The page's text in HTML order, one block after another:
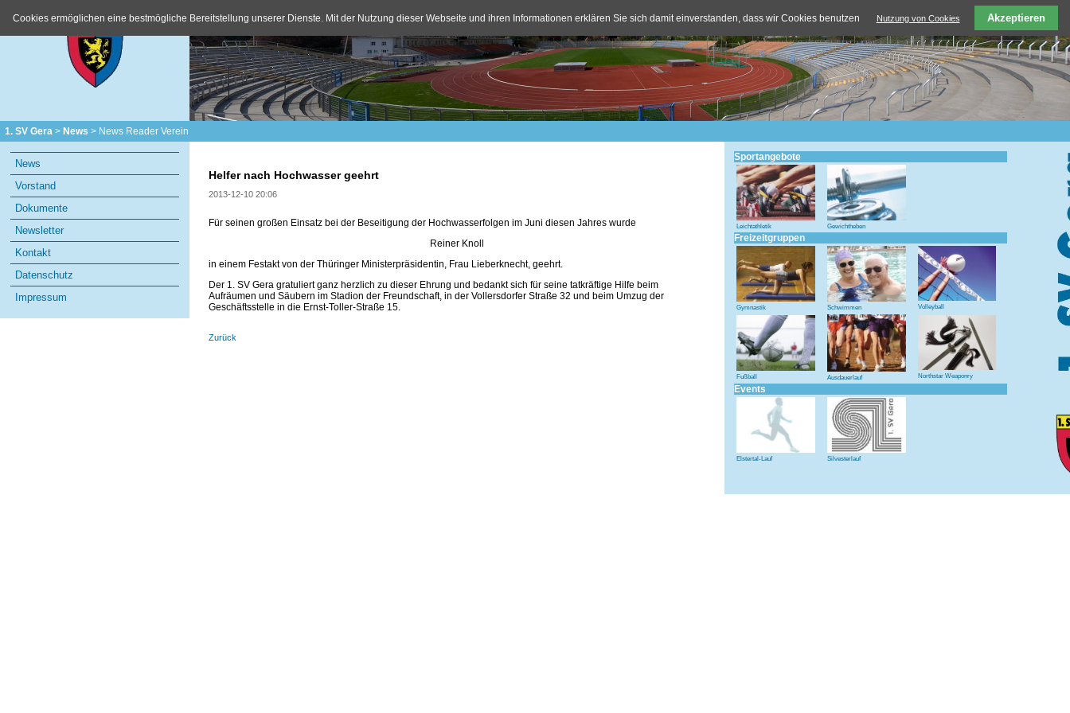
1. SV Gera News News Reader Verein
Helfer nach Hochwasser geehrt
2013-12-10 20:06
Für seinen großen Einsatz bei der Beseitigung der Hochwasserfolgen im Juni diesen Jahres wurde
Reiner Knoll
in einem Festakt von der Thüringer Ministerpräsidentin, Frau Lieberknecht, geehrt.
Der 1. SV Gera gratuliert ganz herzlich zu dieser Ehrung und bedankt sich für seine tatkräftige Hilfe beim
Aufräumen und Säubern im Stadion der Freundschaft, in der Vollersdorfer Straße 32 und beim Umzug der
Geschäftsstelle in die Ernst-Toller-Straße 15.
Zurück
Navigation
überspringen
News
Vorstand
Dokumente
Newsletter
Kontakt
Datenschutz
Impressum
Sportangebote
Leichtathletik Gewichtheben
Freizeitgruppen
Gymnastik Schwimmen Volleyball
Fußball Ausdauerlauf Northstar Weaponry
Events
Elstertal-Lauf Silvesterlauf
Cookies ermöglichen eine bestmögliche Bereitstellung unserer Dienste. Mit der Nutzung dieser Webseite und ihren Informationen erklären Sie sich damit einverstanden, dass wir Cookies benutzen Nutzung von Cookies Akzeptieren